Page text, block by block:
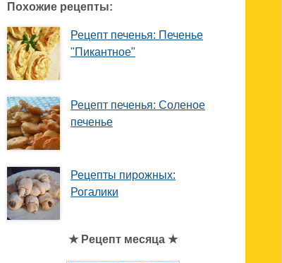
Похожие рецепты:
Рецепт печенья: Печенье
"Пикантное"
Рецепт печенья: Соленое
печенье
Рецепты пирожных:
Рогалики
★ Рецепт месяца ★